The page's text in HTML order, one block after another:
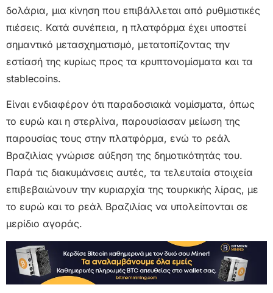
δολάρια, μια κίνηση που επιβάλλεται από ρυθμιστικές
πιέσεις. Κατά συνέπεια, η πλατφόρμα έχει υποστεί
σημαντικό μετασχηματισμό, μετατοπίζοντας την
εστίασή της κυρίως προς τα κρυπτονομίσματα και τα
stablecoins.
Είναι ενδιαφέρον ότι παραδοσιακά νομίσματα, όπως
το ευρώ και η στερλίνα, παρουσίασαν μείωση της
παρουσίας τους στην πλατφόρμα, ενώ το ρεάλ
Βραζιλίας γνώρισε αύξηση της δημοτικότητάς του.
Παρά τις διακυμάνσεις αυτές, τα τελευταία στοιχεία
επιβεβαιώνουν την κυριαρχία της τουρκικής λίρας, με
το ευρώ και το ρεάλ Βραζιλίας να υπολείπονται σε
μερίδιο αγοράς.